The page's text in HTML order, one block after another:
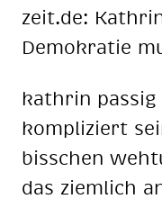
zeit.de:
De­mo­kra­tie
kath­rin
kom­pli­ziert
biss­chen
das ziem­lich